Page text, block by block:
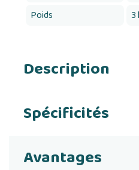
Poids
3
Description
Spécificités
Avantages